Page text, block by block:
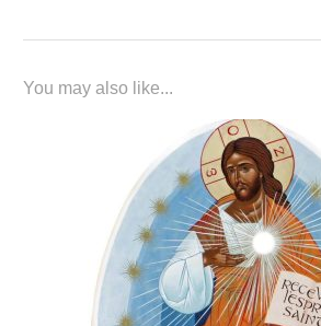
You may also like...